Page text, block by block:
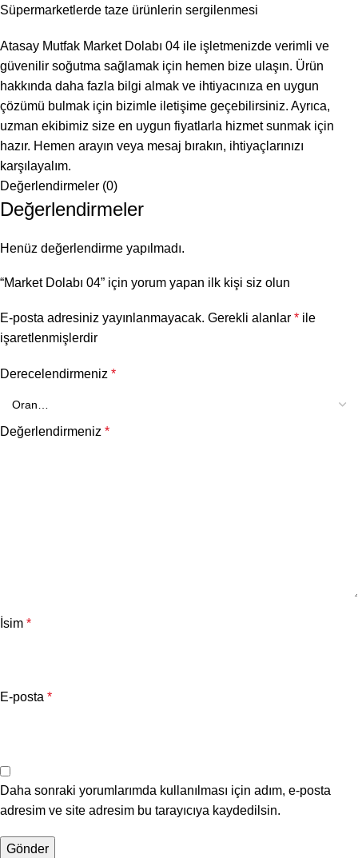
Süpermarketlerde taze ürünlerin sergilenmesi
Atasay Mutfak Market Dolabı 04 ile işletmenizde verimli ve
güvenilir soğutma sağlamak için hemen bize ulaşın. Ürün
hakkında daha fazla bilgi almak ve ihtiyacınıza en uygun
çözümü bulmak için bizimle iletişime geçebilirsiniz. Ayrıca,
uzman ekibimiz size en uygun fiyatlarla hizmet sunmak için
hazır. Hemen arayın veya mesaj bırakın, ihtiyaçlarınızı
karşılayalım.
Değerlendirmeler (0)
Değerlendirmeler
Henüz değerlendirme yapılmadı.
“Market Dolabı 04” için yorum yapan ilk kişi siz olun
E-posta adresiniz yayınlanmayacak. Gerekli alanlar * ile
işaretlenmişlerdir
Derecelendirmeniz *
Değerlendirmeniz *
İsim *
E-posta *
Daha sonraki yorumlarımda kullanılması için adım, e-posta
adresim ve site adresim bu tarayıcıya kaydedilsin.